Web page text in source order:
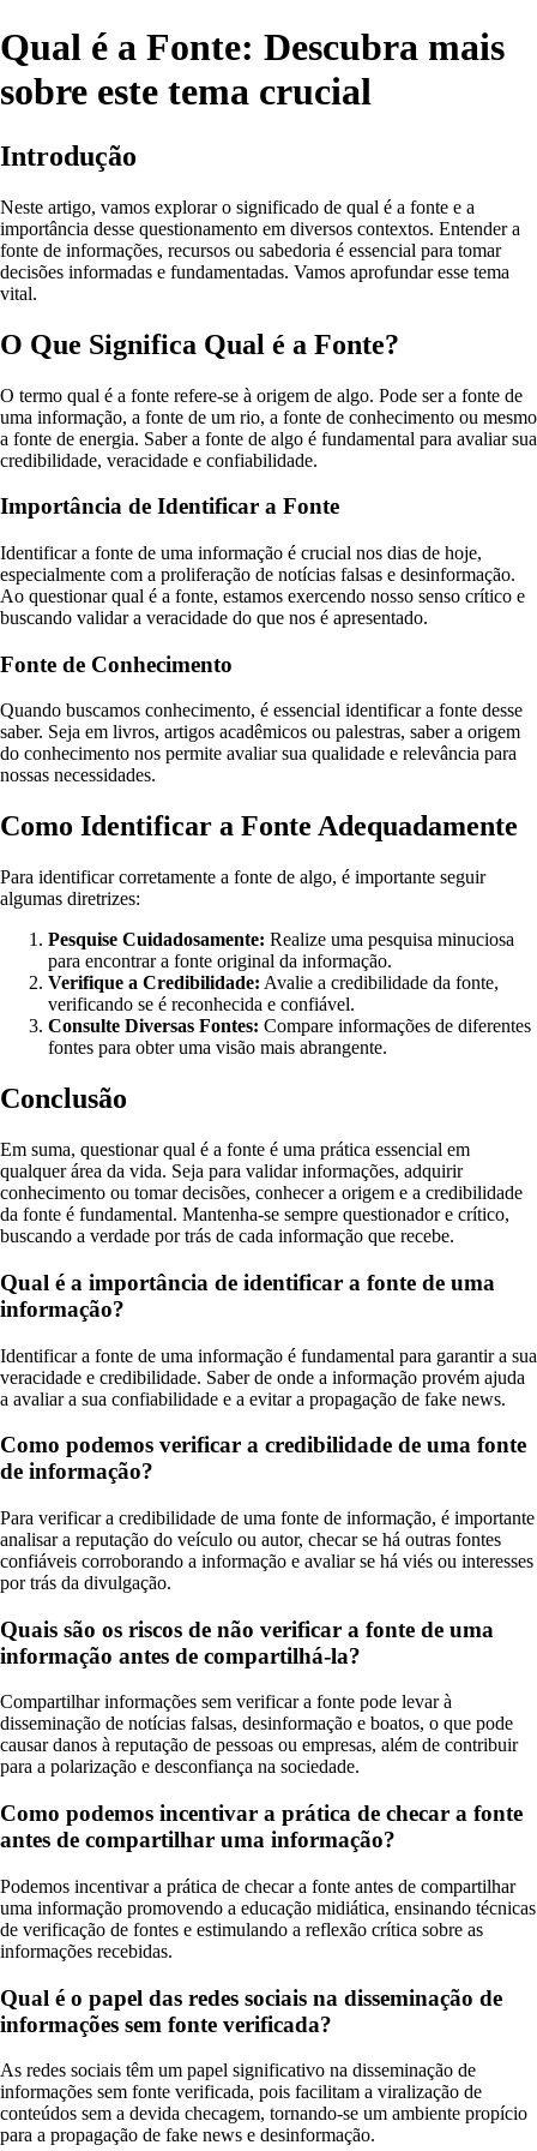
Qual é a Fonte: Descubra mais
sobre este tema crucial
Introdução
Neste artigo, vamos explorar o significado de qual é a fonte e a
importância desse questionamento em diversos contextos. Entender a
fonte de informações, recursos ou sabedoria é essencial para tomar
decisões informadas e fundamentadas. Vamos aprofundar esse tema
vital.
O Que Significa Qual é a Fonte?
O termo qual é a fonte refere-se à origem de algo. Pode ser a fonte de
uma informação, a fonte de um rio, a fonte de conhecimento ou mesmo
a fonte de energia. Saber a fonte de algo é fundamental para avaliar sua
credibilidade, veracidade e confiabilidade.
Importância de Identificar a Fonte
Identificar a fonte de uma informação é crucial nos dias de hoje,
especialmente com a proliferação de notícias falsas e desinformação.
Ao questionar qual é a fonte, estamos exercendo nosso senso crítico e
buscando validar a veracidade do que nos é apresentado.
Fonte de Conhecimento
Quando buscamos conhecimento, é essencial identificar a fonte desse
saber. Seja em livros, artigos acadêmicos ou palestras, saber a origem
do conhecimento nos permite avaliar sua qualidade e relevância para
nossas necessidades.
Como Identificar a Fonte Adequadamente
Para identificar corretamente a fonte de algo, é importante seguir
algumas diretrizes:
Pesquise Cuidadosamente: Realize uma pesquisa minuciosa
para encontrar a fonte original da informação.
Verifique a Credibilidade: Avalie a credibilidade da fonte,
verificando se é reconhecida e confiável.
Consulte Diversas Fontes: Compare informações de diferentes
fontes para obter uma visão mais abrangente.
Conclusão
Em suma, questionar qual é a fonte é uma prática essencial em
qualquer área da vida. Seja para validar informações, adquirir
conhecimento ou tomar decisões, conhecer a origem e a credibilidade
da fonte é fundamental. Mantenha-se sempre questionador e crítico,
buscando a verdade por trás de cada informação que recebe.
Qual é a importância de identificar a fonte de uma
informação?
Identificar a fonte de uma informação é fundamental para garantir a sua
veracidade e credibilidade. Saber de onde a informação provém ajuda
a avaliar a sua confiabilidade e a evitar a propagação de fake news.
Como podemos verificar a credibilidade de uma fonte
de informação?
Para verificar a credibilidade de uma fonte de informação, é importante
analisar a reputação do veículo ou autor, checar se há outras fontes
confiáveis corroborando a informação e avaliar se há viés ou interesses
por trás da divulgação.
Quais são os riscos de não verificar a fonte de uma
informação antes de compartilhá-la?
Compartilhar informações sem verificar a fonte pode levar à
disseminação de notícias falsas, desinformação e boatos, o que pode
causar danos à reputação de pessoas ou empresas, além de contribuir
para a polarização e desconfiança na sociedade.
Como podemos incentivar a prática de checar a fonte
antes de compartilhar uma informação?
Podemos incentivar a prática de checar a fonte antes de compartilhar
uma informação promovendo a educação midiática, ensinando técnicas
de verificação de fontes e estimulando a reflexão crítica sobre as
informações recebidas.
Qual é o papel das redes sociais na disseminação de
informações sem fonte verificada?
As redes sociais têm um papel significativo na disseminação de
informações sem fonte verificada, pois facilitam a viralização de
conteúdos sem a devida checagem, tornando-se um ambiente propício
para a propagação de fake news e desinformação.